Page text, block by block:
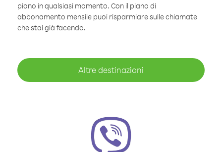
piano in qualsiasi momento. Con il piano di
abbonamento mensile puoi risparmiare sulle chiamate
che stai già facendo.
Altre destinazioni